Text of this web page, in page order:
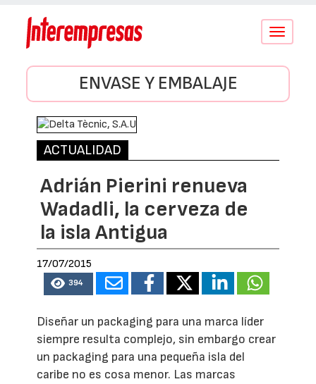
Conmutar
ENVASE Y EMBALAJE
ACTUALIDAD
Adrián Pierini renueva
Wadadli, la cerveza de
la isla Antigua
17/07/2015
394
Diseñar un packaging para una marca líder
siempre resulta complejo, sin embargo crear
un packaging para una pequeña isla del
caribe no es cosa menor. Las marcas